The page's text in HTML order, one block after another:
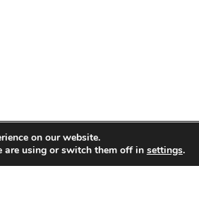
on our website.
are using or switch them off in settings.